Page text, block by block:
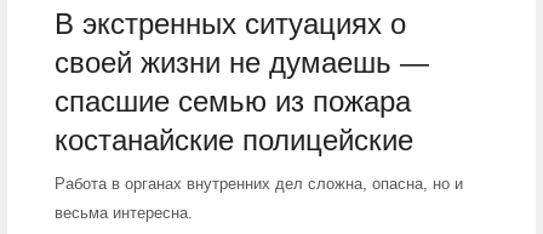
В экстренных ситуациях о
своей жизни не думаешь —
спасшие семью из пожара
костанайские полицейские
Работа в органах внутренних дел сложна, опасна, но и
весьма интересна.